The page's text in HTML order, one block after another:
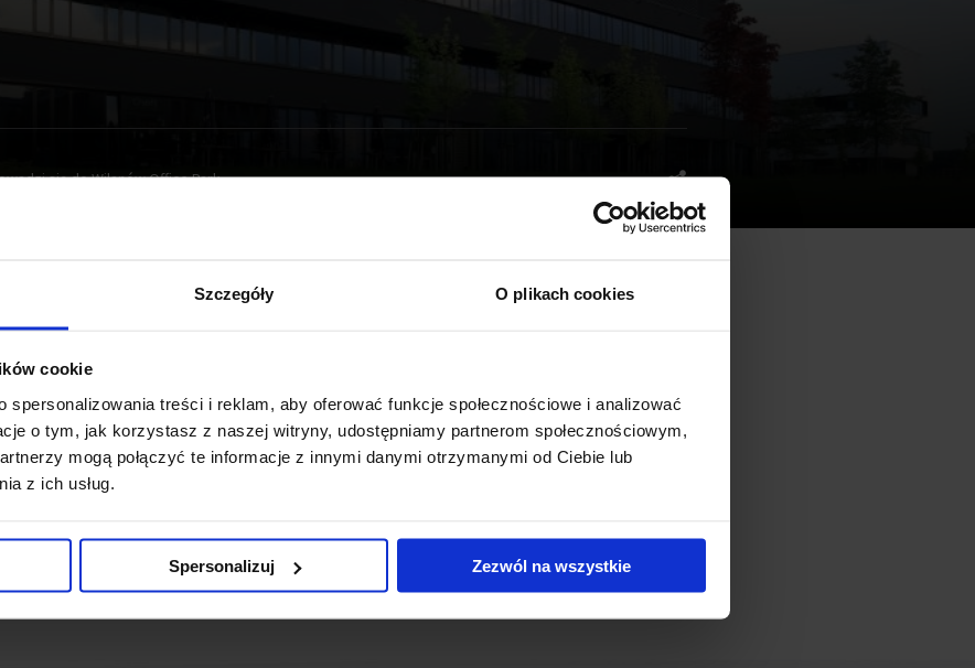
Szczegóły O plikach cookies
cookie
spersonalizowania treści i reklam, aby oferować funkcje społecznościowe i analizować
o tym, jak korzystasz z naszej witryny, udostępniamy partnerom społecznościowym,
mogą połączyć te informacje z innymi danymi otrzymanymi od Ciebie lub
z ich usług.
Spersonalizuj Zezwól na wszystkie
się do Wilanów Office Park
latem tego roku.